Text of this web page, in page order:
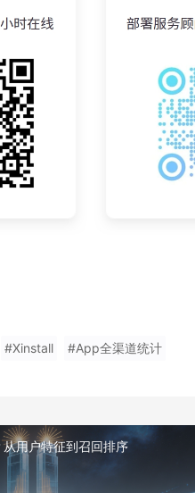
#Xinstall #App全渠道统计
用户特征到召回排序